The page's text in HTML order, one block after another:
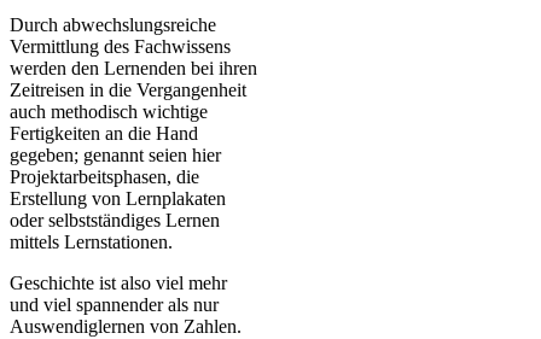
Durch abwechslungsreiche
Vermittlung des Fachwissens
werden den Lernenden bei ihren
Zeitreisen in die Vergangenheit
auch methodisch wichtige
Fertigkeiten an die Hand
gegeben; genannt seien hier
Projektarbeitsphasen, die
Erstellung von Lernplakaten
oder selbstständiges Lernen
mittels Lernstationen.
Geschichte ist also viel mehr
und viel spannender als nur
Auswendiglernen von Zahlen.